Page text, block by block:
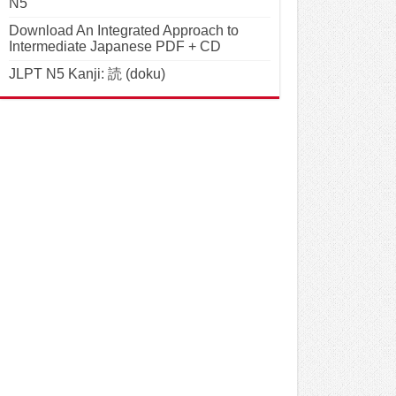
N5
Download An Integrated Approach to
Intermediate Japanese PDF + CD
JLPT N5 Kanji: 読 (doku)